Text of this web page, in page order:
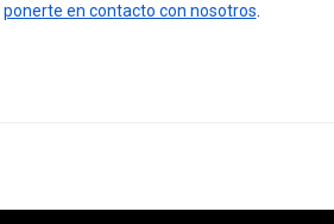
ponerte en contacto con nosotros.